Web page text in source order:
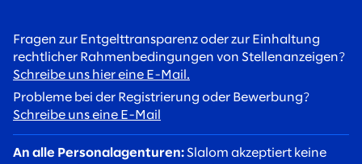
Fragen zur Entgelttransparenz oder zur Einhaltung
rechtlicher Rahmenbedingungen von Stellenanzeigen?
Schreibe uns hier eine E-Mail.
Probleme bei der Registrierung oder Bewerbung?
Schreibe uns eine E-Mail
An alle Personalagenturen: Slalom akzeptiert keine